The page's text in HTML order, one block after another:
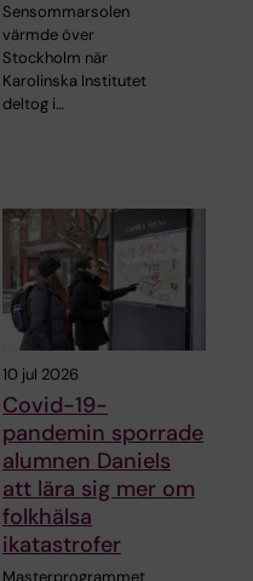
Sensommarsolen
värmde över
Stockholm när
Karolinska Institutet
deltog i…
10 jul 2026
Covid-19-
pandemin sporrade
alumnen Daniels
att lära sig mer om
folkhälsa
ikatastrofer